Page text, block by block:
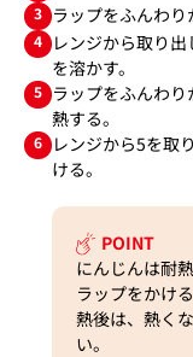
3 ラップをふんわり
4
レンジから取り出
を溶かす。
5 ラップをふんわ
熱する。
6
レンジから5を取
ける。
POINT
にんじんは耐
ラップをかけ
熱後は、熱く
い。